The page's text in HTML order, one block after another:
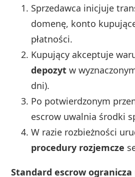
Sprzedawca inicjuje
domenę, konto
płatności.
Kupujący akceptuje
depozyt w
dni).
Po potwierdzonym
escrow uwalnia środki
W razie rozbieżności
procedury rozjemcze
Standard escrow